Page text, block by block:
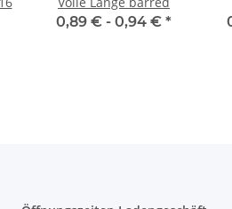
0,89 € - 0,94 € *